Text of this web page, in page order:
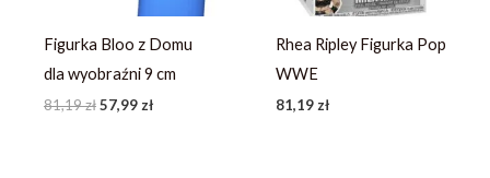
Figurka Bloo z Domu
dla wyobraźni 9 cm
81,19zł57,99 zł
Rhea Ripley Figurka Pop
WWE
81,19 zł